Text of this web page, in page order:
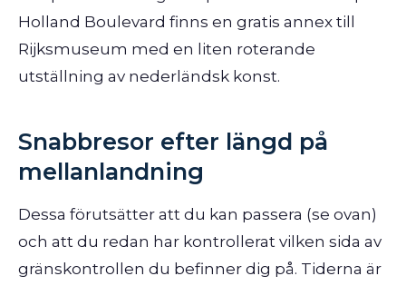
Holland Boulevard finns en gratis annex till
Rijksmuseum med en liten roterande
utställning av nederländsk konst.
Snabbresor efter längd på
mellanlandning
Dessa förutsätter att du kan passera (se ovan)
och att du redan har kontrollerat vilken sida av
gränskontrollen du befinner dig på. Tiderna är